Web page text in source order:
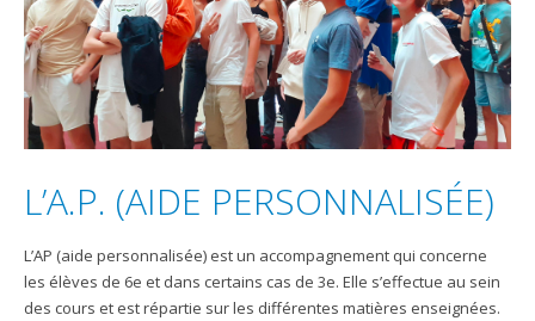
L’A.P. (AIDE PERSONNALISÉE)
L’AP (aide personnalisée) est un accompagnement qui concerne
les élèves de 6e et dans certains cas de 3e. Elle s’effectue au sein
des cours et est répartie sur les différentes matières enseignées.